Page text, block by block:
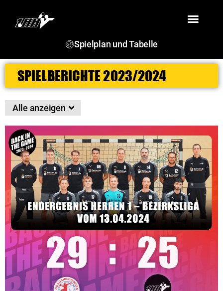
Spielplan und Tabelle
SPIELBERICHTE 2023/2024
Alle anzeigen